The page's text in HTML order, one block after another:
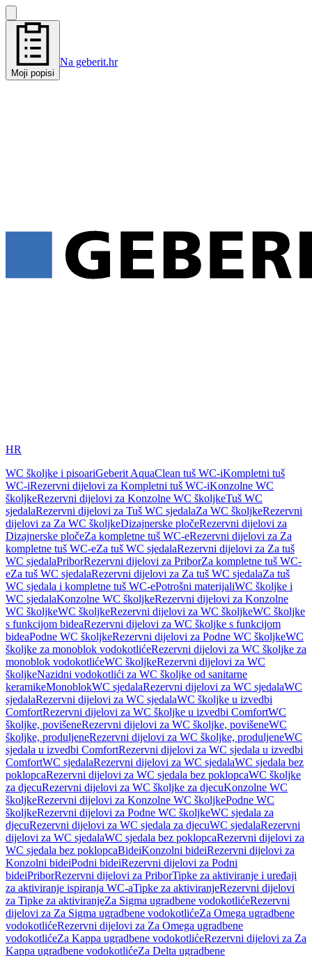
Moji popisi
Na geberit.hr
HR
WC školjke i pisoariGeberit AquaClean tuš WC-iKompletni tuš
WC-iRezervni dijelovi za Kompletni tuš WC-iKonzolne WC
školjkeRezervni dijelovi za Konzolne WC školjkeTuš WC
sjedalaRezervni dijelovi za Tuš WC sjedalaZa WC školjkeRezervni
dijelovi za Za WC školjkeDizajnerske pločeRezervni dijelovi za
Dizajnerske pločeZa kompletne tuš WC-eRezervni dijelovi za Za
kompletne tuš WC-eZa tuš WC sjedalaRezervni dijelovi za Za tuš
WC sjedalaPriborRezervni dijelovi za PriborZa kompletne tuš WC-
eZa tuš WC sjedalaRezervni dijelovi za Za tuš WC sjedalaZa tuš
WC sjedala i kompletne tuš WC-ePotrošni materijaliWC školjke i
WC sjedalaKonzolne WC školjkeRezervni dijelovi za Konzolne
WC školjkeWC školjkeRezervni dijelovi za WC školjkeWC školjke
s funkcijom bideaRezervni dijelovi za WC školjke s funkcijom
bideaPodne WC školjkeRezervni dijelovi za Podne WC školjkeWC
školjke za monoblok vodokotlićeRezervni dijelovi za WC školjke za
monoblok vodokotlićeWC školjkeRezervni dijelovi za WC
školjkeNazidni vodokotlići za WC školjke od sanitarne
keramikeMonoblokWC sjedalaRezervni dijelovi za WC sjedalaWC
sjedalaRezervni dijelovi za WC sjedalaWC školjke u izvedbi
ComfortRezervni dijelovi za WC školjke u izvedbi ComfortWC
školjke, povišeneRezervni dijelovi za WC školjke, povišeneWC
školjke, produljeneRezervni dijelovi za WC školjke, produljeneWC
sjedala u izvedbi ComfortRezervni dijelovi za WC sjedala u izvedbi
ComfortWC sjedalaRezervni dijelovi za WC sjedalaWC sjedala bez
poklopcaRezervni dijelovi za WC sjedala bez poklopcaWC školjke
za djecuRezervni dijelovi za WC školjke za djecuKonzolne WC
školjkeRezervni dijelovi za Konzolne WC školjkePodne WC
školjkeRezervni dijelovi za Podne WC školjkeWC sjedala za
djecuRezervni dijelovi za WC sjedala za djecuWC sjedalaRezervni
dijelovi za WC sjedalaWC sjedala bez poklopcaRezervni dijelovi za
WC sjedala bez poklopcaBideiKonzolni bideiRezervni dijelovi za
Konzolni bideiPodni bideiRezervni dijelovi za Podni
bideiPriborRezervni dijelovi za PriborTipke za aktiviranje i uređaji
za aktiviranje ispiranja WC-aTipke za aktiviranjeRezervni dijelovi
za Tipke za aktiviranjeZa Sigma ugradbene vodokotlićeRezervni
dijelovi za Za Sigma ugradbene vodokotlićeZa Omega ugradbene
vodokotlićeRezervni dijelovi za Za Omega ugradbene
vodokotlićeZa Kappa ugradbene vodokotlićeRezervni dijelovi za Za
Kappa ugradbene vodokotlićeZa Delta ugradbene